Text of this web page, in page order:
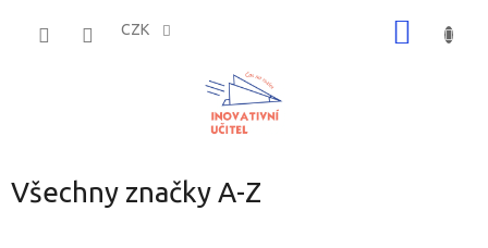
CZK
Všechny značky A-Z